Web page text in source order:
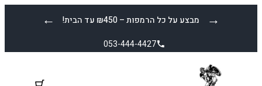
← מבצע על כל הרמפות – ₪450 עד הבית! →
053-444-4427